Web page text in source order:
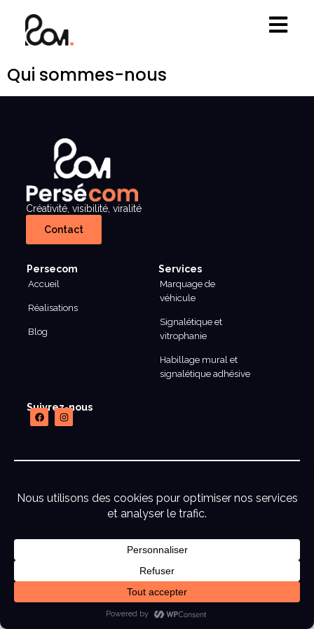
Qui sommes-nous
Créativité, visibilité, viralité
Contact
Persecom
Accueil
Réalisations
Blog
Services
Marquage de
véhicule
Signalétique et
vitrophanie
Habillage mural et
signalétique adhésive
Suivrez-nous